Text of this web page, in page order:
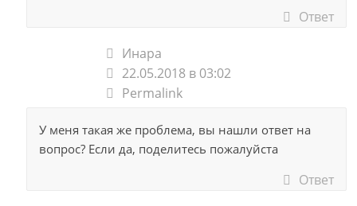
Ответ
Инара
22.05.2018 в 03:02
Permalink
У меня такая же проблема, вы нашли ответ на
вопрос? Если да, поделитесь пожалуйста
Ответ